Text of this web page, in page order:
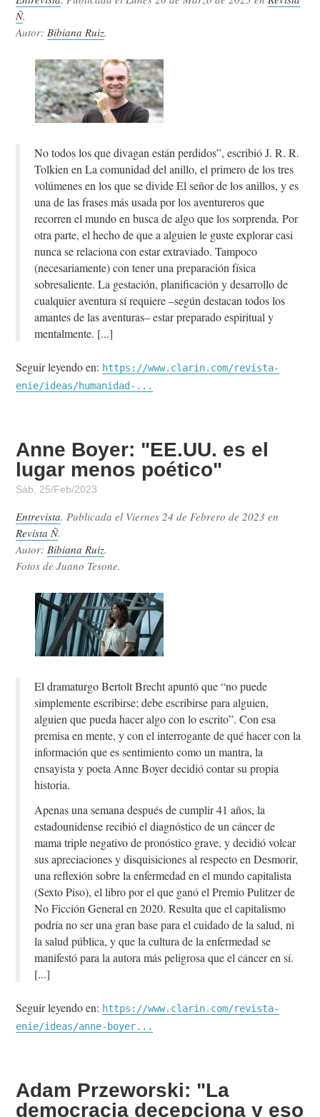
Ñ.
Autor:Bibiana Ruiz.
No todos los que divagan están perdidos”, escribió J. R. R.
Tolkien en La comunidad del anillo, el primero de los tres
volúmenes en los que se divide El señor de los anillos, y es
una de las frases más usada por los aventureros que
recorren el mundo en busca de algo que los sorprenda. Por
otra parte, el hecho de que a alguien le guste explorar casi
nunca se relaciona con estar extraviado. Tampoco
(necesariamente) con tener una preparación física
sobresaliente. La gestación, planificación y desarrollo de
cualquier aventura sí requiere –según destacan todos los
amantes de las aventuras– estar preparado espiritual y
mentalmente.
Seguir leyendo en: https://www.clarin.com/revista-
enie/ideas/humanidad-...
Anne Boyer: "EE.UU. es el
lugar menos poético"
Sáb, 25/Feb/2023
Entrevista. Publicada el Viernes 24 de Febrero de 2023 en
Revista Ñ.
Autor:Bibiana Ruiz.
Fotos de Juano Tesone.
El dramaturgo Bertolt Brecht apuntó que “no puede
simplemente escribirse; debe escribirse para alguien,
alguien que pueda hacer algo con lo escrito”. Con esa
premisa en mente, y con el interrogante de qué hacer con la
información que es sentimiento como un mantra, la
ensayista y poeta Anne Boyer decidió contar su propia
historia.
Apenas una semana después de cumplir 41 años, la
estadounidense recibió el diagnóstico de un cáncer de
mama triple negativo de pronóstico grave, y decidió volcar
sus apreciaciones y disquisiciones al respecto en Desmorir,
una reflexión sobre la enfermedad en el mundo capitalista
(Sexto Piso), el libro por el que ganó el Premio Pulitzer de
No Ficción General en 2020. Resulta que el capitalismo
podría no ser una gran base para el cuidado de la salud, ni
la salud pública, y que la cultura de la enfermedad se
manifestó para la autora más peligrosa que el cáncer en sí.
Seguir leyendo en: https://www.clarin.com/revista-
enie/ideas/anne-boyer...
Adam Przeworski: "La
democracia decepciona y eso